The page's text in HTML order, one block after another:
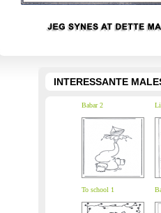
INTERESSANTE
Babar 2
To school 1